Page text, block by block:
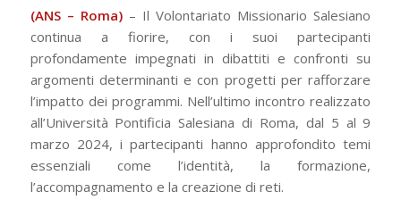
(ANS – Roma)– Il Volontariato Missionario Salesiano
continua a fiorire, con i suoi partecipanti
profondamente impegnati in dibattiti e confronti su
argomenti determinanti e con progetti per rafforzare
l’impatto dei programmi. Nell’ultimo incontro realizzato
all’Università Pontificia Salesiana di Roma, dal 5 al 9
marzo 2024, i partecipanti hanno approfondito temi
essenziali come l’identità, la formazione,
l’accompagnamento e la creazione di reti.